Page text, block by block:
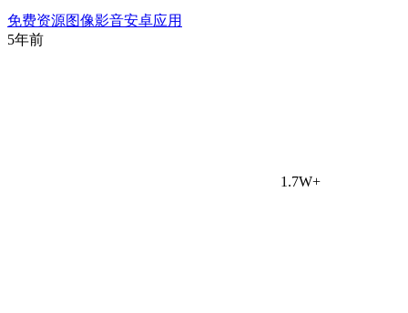
免费资源图像影音安卓应用
5年前
1.7W+